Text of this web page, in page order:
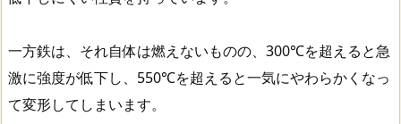
一方鉄は、それ自体は燃えないものの、300℃を超えると急
激に強度が低下し、550℃を超えると一気にやわらかくなっ
て変形してしまいます。